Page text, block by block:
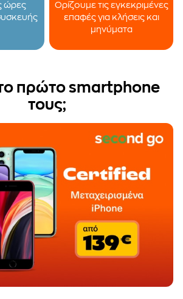
ώρες
Ορίζουμε τις εγκεκριμένες
επαφές για κλήσεις και
μηνύματα
πρώτο smartphone
τους;